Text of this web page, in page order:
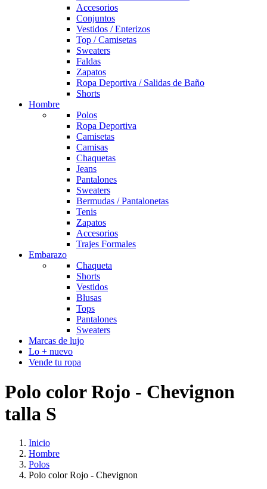
Accesorios
Conjuntos
Vestidos / Enterizos
Top / Camisetas
Sweaters
Faldas
Zapatos
Ropa Deportiva / Salidas de Baño
Shorts
Hombre
Polos
Ropa Deportiva
Camisetas
Camisas
Chaquetas
Jeans
Pantalones
Sweaters
Bermudas / Pantalonetas
Tenis
Zapatos
Accesorios
Trajes Formales
Embarazo
Chaqueta
Shorts
Vestidos
Blusas
Tops
Pantalones
Sweaters
Marcas de lujo
Lo + nuevo
Vende tu ropa
Polo color Rojo - Chevignon
talla S
Inicio
Hombre
Polos
Polo color Rojo - Chevignon